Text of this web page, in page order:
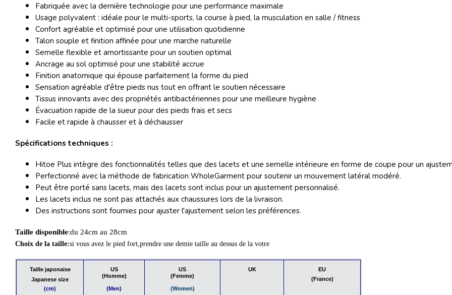
Fabriquée avec la dernière technologie pour une performance maximale
Usage polyvalent : idéale pour le multi-sports, la course à pied, la musculation en salle / fitness
Confort agréable et optimisé pour une utilisation quotidienne
Talon souple et finition affinée pour une marche naturelle
Semelle flexible et amortissante pour un soutien optimal
Ancrage au sol optimisé pour une stabilité accrue
Finition anatomique qui épouse parfaitement la forme du pied
Sensation agréable d'être pieds nus tout en offrant le soutien nécessaire
Tissus innovants avec des propriétés antibactériennes pour une meilleure hygiène
Évacuation rapide de la sueur pour des pieds frais et secs
Facile et rapide à chausser et à déchausser
Spécifications techniques :
Hitoe Plus intègre des fonctionnalités telles que des lacets et une semelle intérieure en forme de coupe pour un
Perfectionné avec la méthode de fabrication WholeGarment pour soutenir un mouvement latéral modéré.
Peut être porté sans lacets, mais des lacets sont inclus pour un ajustement personnalisé.
Les lacets inclus ne sont pas attachés aux chaussures lors de la livraison.
Des instructions sont fournies pour ajuster l'ajustement selon les préférences.
Taille disponible:du 24cm au 28cm
Choix de la taille:si vous avez le pied fort,prendre une demie taille au dessus de la votre
Taille japonaise
Japanese size
(cm)
US
(Homme)
(Men)
US
(Femme)
(Women)
UK
EU
(France)